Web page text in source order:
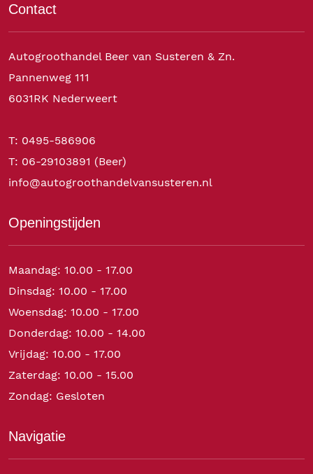
Contact
Autogroothandel Beer van Susteren & Zn.
Pannenweg 111
6031RK Nederweert
T: 0495-586906
T: 06-29103891 (Beer)
info@autogroothandelvansusteren.nl
Openingstijden
Maandag: 10.00 - 17.00
Dinsdag: 10.00 - 17.00
Woensdag: 10.00 - 17.00
Donderdag: 10.00 - 14.00
Vrijdag: 10.00 - 17.00
Zaterdag: 10.00 - 15.00
Zondag: Gesloten
Navigatie